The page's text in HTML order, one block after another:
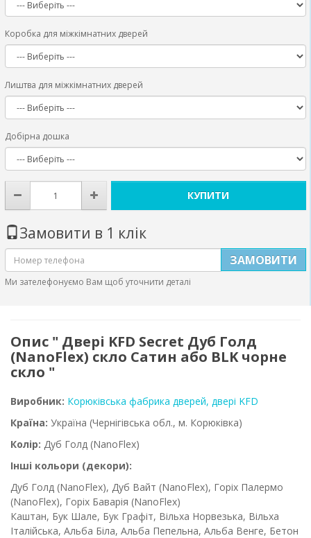
Коробка для міжкімнатних дверей
Лиштва для міжкімнатних дверей
Добірна дошка
КУПИТИ
Замовити в 1 клік
ЗАМОВИТИ
Ми зателефонуємо Вам щоб уточнити деталі
Опис " Двері KFD Secret Дуб Голд
(NanoFlex) скло Сатин або BLK чорне
скло "
Виробник: Корюківська фабрика дверей, двері KFD
Країна: Україна (Чернігівська обл., м. Корюківка)
Колір: Дуб Голд (NanoFlex)
Інші кольори (декори):
Дуб Голд (NanoFlex), Дуб Вайт (NanoFlex), Горіх Палермо
(NanoFlex), Горіх Баварія (NanoFlex)
Каштан, Бук Шале, Бук Графіт, Вільха Норвезька, Вільха
Італійська, Альба Біла, Альба Пепельна, Альба Венге, Бетон